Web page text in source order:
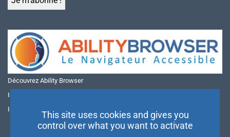
Découvrez Ability Browser
Installer Ability Browser sur Windows
Installer Ability Browser sur Mac
This site uses cookies and gives you
control over what you want to activate